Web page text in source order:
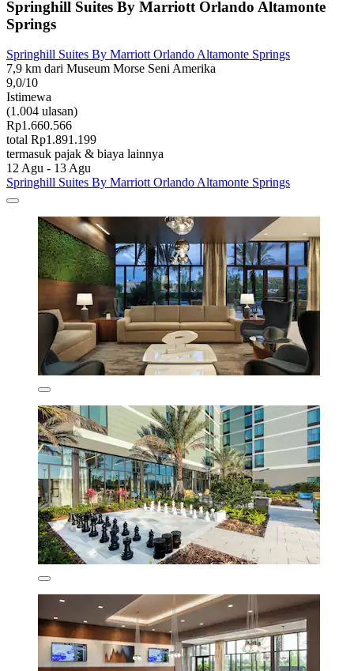
Springhill Suites By Marriott Orlando Altamonte
Springs
Springhill Suites By Marriott Orlando Altamonte Springs
7,9 km dari Museum Morse Seni Amerika
9,0/10
Istimewa
(1.004 ulasan)
Rp1.660.566
total Rp1.891.199
termasuk pajak & biaya lainnya
12 Agu - 13 Agu
Springhill Suites By Marriott Orlando Altamonte Springs